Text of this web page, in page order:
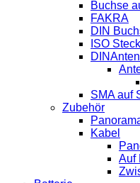
Buchse
FAKRA
DIN
ISO
SMA auf
Zubehör
Kabel
Auf